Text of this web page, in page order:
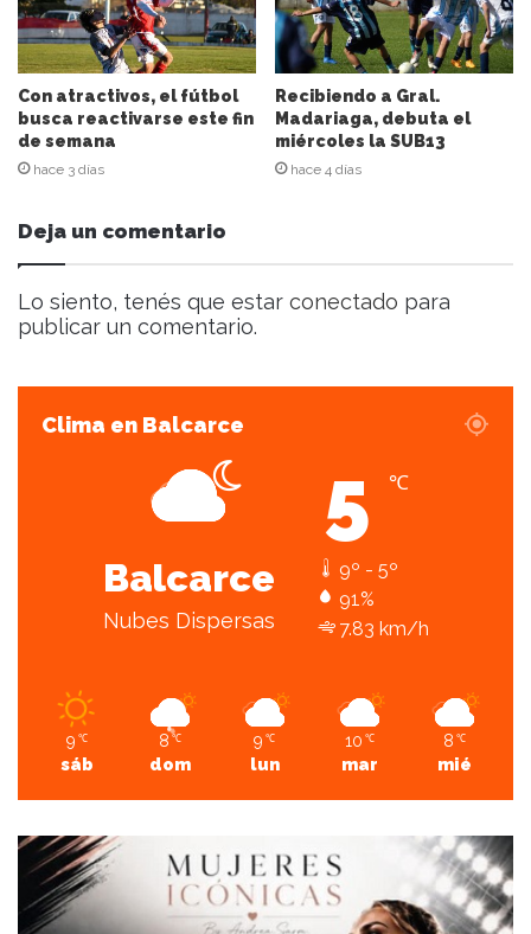
r
e
o
e
l
e
c
ó
n
i
c
Con atractivos, el fútbol
busca reactivarse este fin
de semana
hace 3 días
Recibiendo a Gral.
Madariaga, debuta el
miércoles la SUB13
hace 4 días
Deja un comentario
Lo siento, tenés que estar conectado para
publicar un comentario.
Clima en Balcarce
Balcarce
Nubes Dispersas
5 ℃
9º - 5º
91%
7.83 km/h
9 ℃
sáb
8 ℃
dom
9 ℃
lun
10 ℃
mar
8 ℃
mié